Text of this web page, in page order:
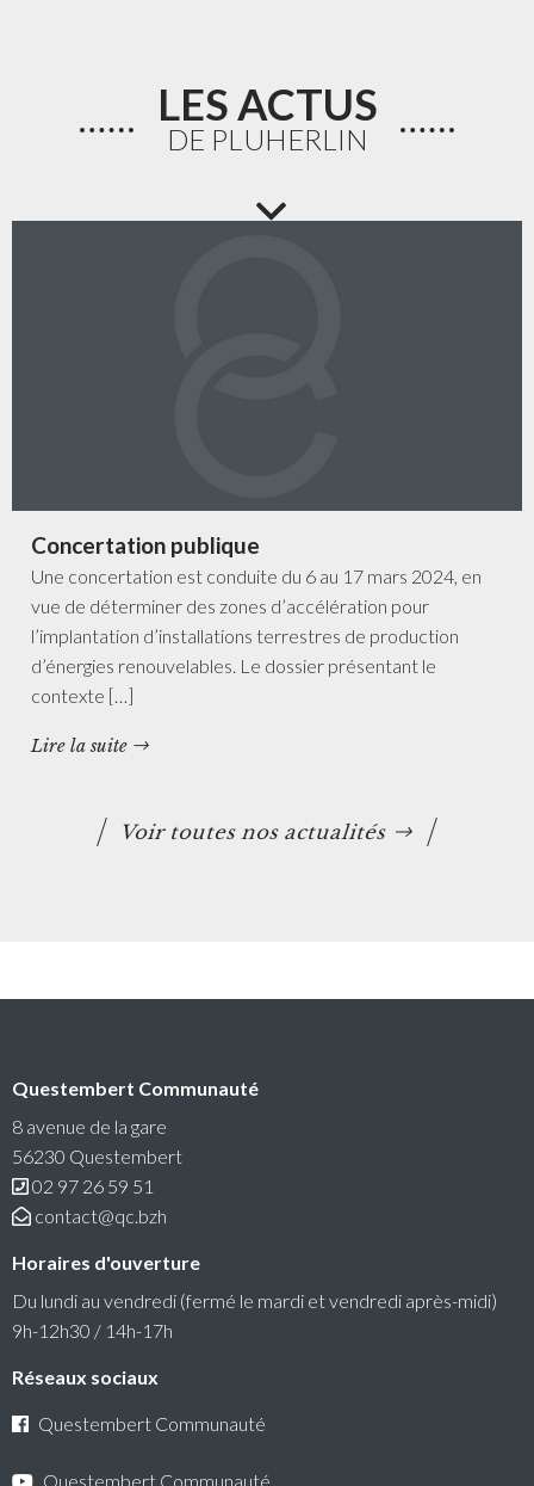
LES ACTUS
DE PLUHERLIN
Concertation publique
Une concertation est conduite du 6 au 17 mars 2024, en
vue de déterminer des zones d’accélération pour
l’implantation d’installations terrestres de production
d’énergies renouvelables. Le dossier présentant le
contexte […]
Lire la suite
Voir toutes nos actualités
Questembert Communauté
8 avenue de la gare
56230 Questembert
02 97 26 59 51
contact@qc.bzh
Horaires d'ouverture
Du lundi au vendredi (fermé le mardi et vendredi après-midi)
9h-12h30 / 14h-17h
Réseaux sociaux
Questembert Communauté
Questembert Communauté